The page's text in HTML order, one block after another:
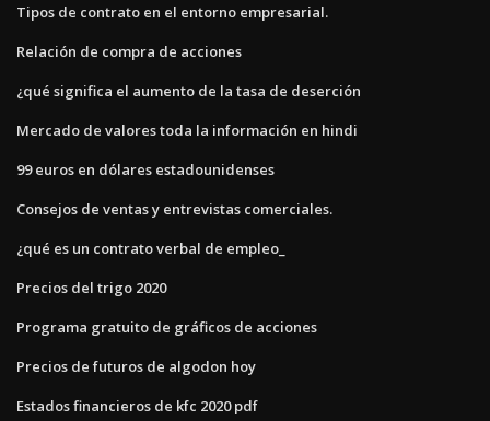
Tipos de contrato en el entorno empresarial.
Relación de compra de acciones
¿qué significa el aumento de la tasa de deserción
Mercado de valores toda la información en hindi
99 euros en dólares estadounidenses
Consejos de ventas y entrevistas comerciales.
¿qué es un contrato verbal de empleo_
Precios del trigo 2020
Programa gratuito de gráficos de acciones
Precios de futuros de algodon hoy
Estados financieros de kfc 2020 pdf